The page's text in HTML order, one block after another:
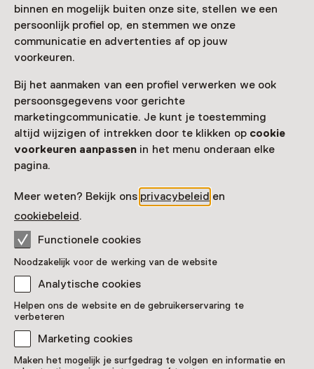
binnen en mogelijk buiten onze site, stellen we een
persoonlijk profiel op, en stemmen we onze
communicatie en advertenties af op jouw
voorkeuren.
Bij het aanmaken van een profiel verwerken we ook
persoonsgegevens voor gerichte
marketingcommunicatie. Je kunt je toestemming
altijd wijzigen of intrekken door te klikken op cookie
voorkeuren aanpassen in het menu onderaan elke
pagina.
Meer weten? Bekijk ons privacybeleid en
cookiebeleid.
Functionele cookies
Noodzakelijk voor de werking van de website
Analytische cookies
Helpen ons de website en de gebruikerservaring te
verbeteren
Marketing cookies
Maken het mogelijk je surfgedrag te volgen en informatie en
Toegang
Nog geen Museumkaart?
Museumkaart of ticket kopen
Faciliteiten
Rolstoeltoegankelijk
DrinkenParkeergelegenheid voor auto's
Museumwinkel
Meer informatie op de museumsite
Nog meer ontdekken